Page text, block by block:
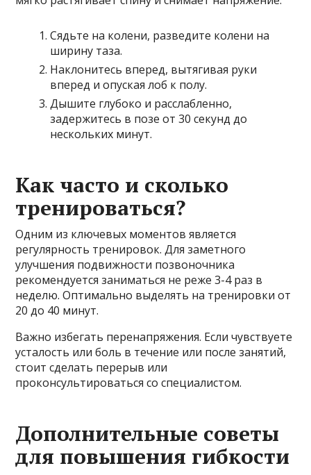
Сядьте на колени, разведите колени на
ширину таза.
Наклонитесь вперед, вытягивая руки
вперед и опуская лоб к полу.
Дышите глубоко и расслабленно,
задержитесь в позе от 30 секунд до
нескольких минут.
Как часто и сколько
тренироваться?
Одним из ключевых моментов является
регулярность тренировок. Для заметного
улучшения подвижности позвоночника
рекомендуется заниматься не реже 3-4 раз в
неделю. Оптимально выделять на тренировки от
20 до 40 минут.
Важно избегать перенапряжения. Если чувствуете
усталость или боль в течение или после занятий,
стоит сделать перерыв или
проконсультироваться со специалистом.
Дополнительные советы
для повышения гибкости